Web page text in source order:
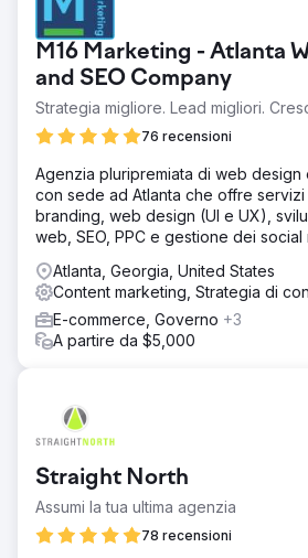
M16 Marketing - Atlanta
and SEO Company
Strategia migliore. Lead migliori.
76 recensioni
Agenzia pluripremiata di web design
con sede ad Atlanta che offre servizi
branding, web design (UI e UX),
web, SEO, PPC e gestione dei social
Atlanta, Georgia, United States
Content marketing, Strategia di
E-commerce, Governo +3
A partire da $5,000
Straight North
Assumi la tua ultima agenzia
78 recensioni